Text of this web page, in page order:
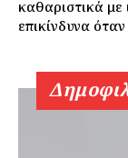
καθαριστικά με
επικίνδυνα